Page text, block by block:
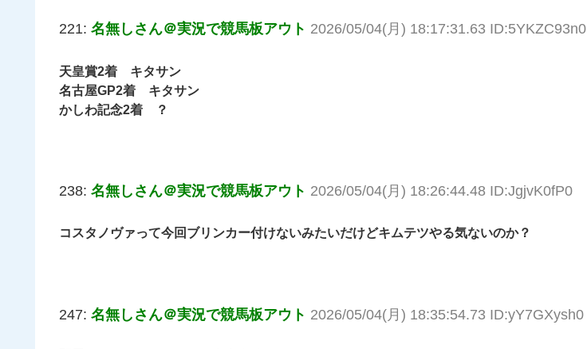
221: 名無しさん＠実況で競馬板アウト 2026/05/04(月) 18:17:31.63 ID:5YKZC93n0
天皇賞2着 キタサン
名古屋GP2着 キタサン
かしわ記念2着 ？
238: 名無しさん＠実況で競馬板アウト 2026/05/04(月) 18:26:44.48 ID:JgjvK0fP0
コスタノヴァって今回ブリンカー付けないみたいだけどキムテツやる気ないのか？
247: 名無しさん＠実況で競馬板アウト 2026/05/04(月) 18:35:54.73 ID:yY7GXysh0